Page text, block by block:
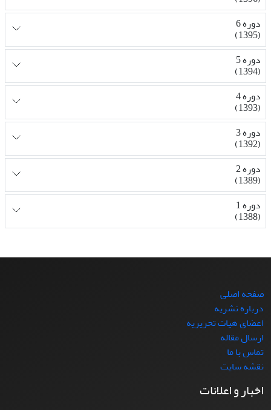
دوره 6
(1395)
دوره 5
(1394)
دوره 4
(1393)
دوره 3
(1392)
دوره 2
(1389)
دوره 1
(1388)
صفحه اصلی
درباره نشریه
اعضای هیات تحریریه
ارسال مقاله
تماس با ما
نقشه سایت
اخبار و اعلانات